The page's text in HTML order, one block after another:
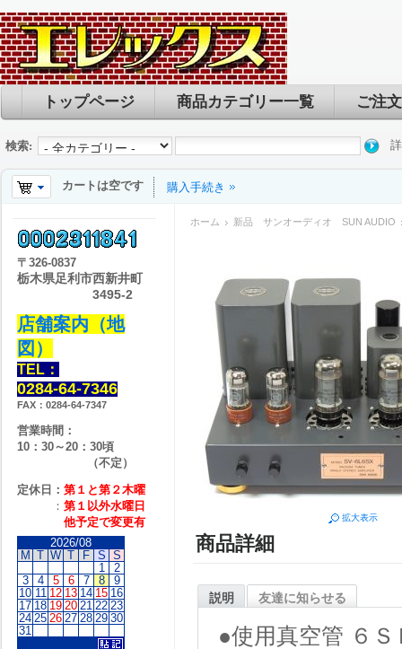
トップページ 商品カテゴリー一覧 ご注
検索:
カートは空です 購入手続き
ホーム 新品 サンオーディオ SUN AUDIO
拡大表示
商品詳細
説明 友達に知らせる
●使用真空管 ６
〒 326-0837
栃木県足利市西新井町
3495-2
店舗案内（地
図）
TEL：
0284-64-7346
FAX：0284-64-7347
営業時間：
10：30～20：30頃
（不定）
定休日： 第１と第２木曜
： 第１以外水曜日
他予定で変更有
2026/08
M T W T F S S
1
2
3
4 5 6 7 8
9
10 11 12 13 14 15 16
17 18 19 20 21 22 23
24 25 26 27 28 29 30
31